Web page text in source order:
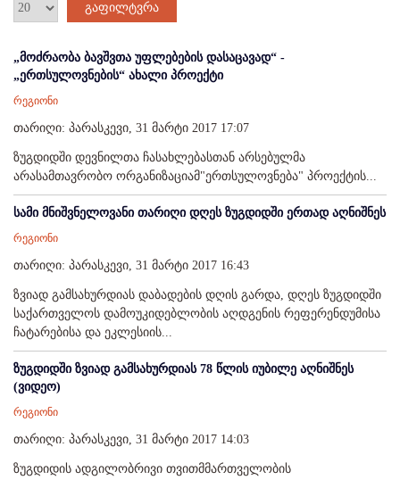
გაფილტვრა
„მოძრაობა ბავშვთა უფლებების დასაცავად“ -
„ერთსულოვნების“ ახალი პროექტი
რეგიონი
თარიღი: პარასკევი, 31 მარტი 2017 17:07
ზუგდიდში დევნილთა ჩასახლებასთან არსებულმა
არასამთავრობო ორგანიზაციამ"ერთსულოვნება" პროექტის...
სამი მნიშვნელოვანი თარიღი დღეს ზუგდიდში ერთად აღნიშნეს
რეგიონი
თარიღი: პარასკევი, 31 მარტი 2017 16:43
ზვიად გამსახურდიას დაბადების დღის გარდა, დღეს ზუგდიდში
საქართველოს დამოუკიდებლობის აღდგენის რეფერენდუმისა
ჩატარებისა და ეკლესიის...
ზუგდიდში ზვიად გამსახურდიას 78 წლის იუბილე აღნიშნეს
(ვიდეო)
რეგიონი
თარიღი: პარასკევი, 31 მარტი 2017 14:03
ზუგდიდის ადგილობრივი თვითმმართველობის